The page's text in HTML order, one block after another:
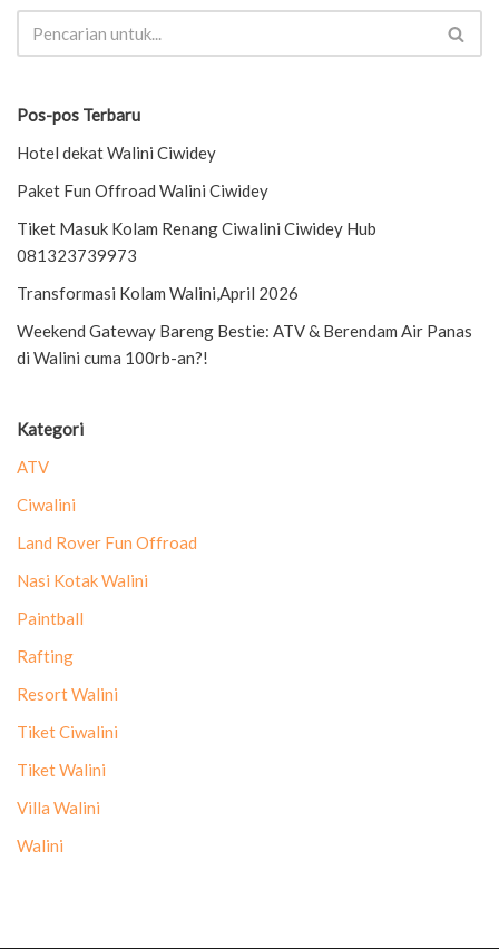
Pos-pos Terbaru
Hotel dekat Walini Ciwidey
Paket Fun Offroad Walini Ciwidey
Tiket Masuk Kolam Renang Ciwalini Ciwidey Hub
081323739973
Transformasi Kolam Walini,April 2026
Weekend Gateway Bareng Bestie: ATV & Berendam Air Panas
di Walini cuma 100rb-an?!
Kategori
ATV
Ciwalini
Land Rover Fun Offroad
Nasi Kotak Walini
Paintball
Rafting
Resort Walini
Tiket Ciwalini
Tiket Walini
Villa Walini
Walini